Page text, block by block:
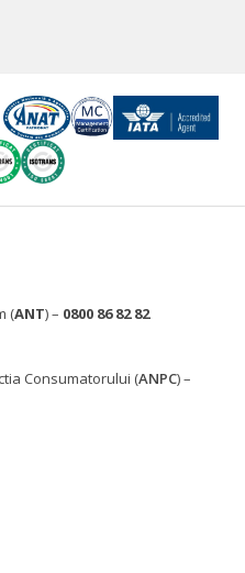
(ANT) – 0800 86 82 82
Consumatorului (ANPC) –